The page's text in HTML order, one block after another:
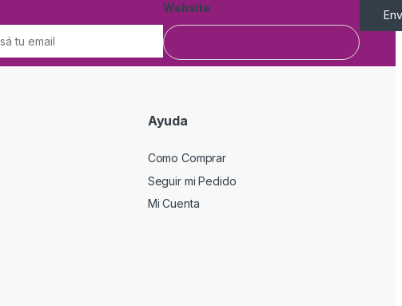
Website
Ayuda
Como Comprar
Seguir mi Pedido
Mi Cuenta